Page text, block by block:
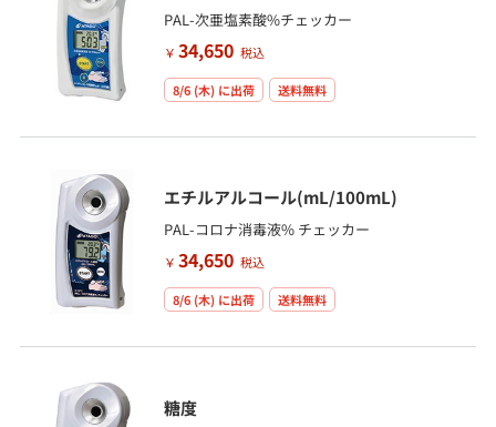
PAL-次亜塩素酸%チェッカー
￥ 34,650 税込
8/6 (木)に出荷 送料無料
エチルアルコール(mL/100mL)
PAL-コロナ消毒液% チェッカー
￥ 34,650 税込
8/6 (木)に出荷 送料無料
糖度